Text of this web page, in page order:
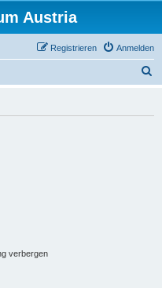
Austria
Anmelden
Registrieren
verbergen